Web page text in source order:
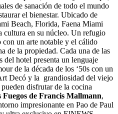
de sanación de todo el mundo
el bienestar. Ubicado de
Beach, Florida, Faena Miami
cultura en su núcleo. Un refugio
con un arte notable y el cálido
de la propiedad. Cada una de las
del hotel presenta un lenguaje
de la década de los ‘50s con un
Decó y la grandiosidad del viejo
disfrutar de la cocina
Fuegos de Francis Mallmann,
impresionante en Pao de Paul